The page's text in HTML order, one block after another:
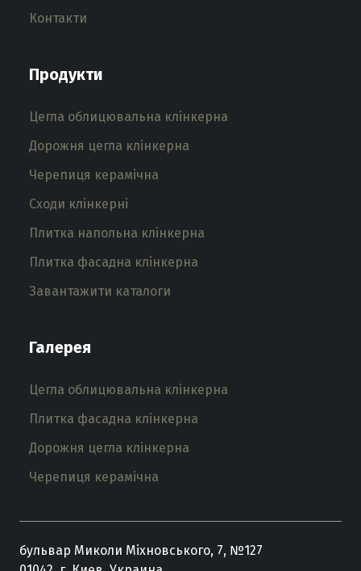
Контакти
Продукти
Цегла облицювальна клінкерна
Дорожня цегла клінкерна
Черепиця керамічна
Сходи клінкерні
Плитка напольна клінкерна
Плитка фасадна клінкерна
Завантажити каталоги
Галерея
Цегла облицювальна клінкерна
Плитка фасадна клінкерна
Дорожня цегла клінкерна
Черепиця керамічна
бульвар Миколи Міхновського, 7, №127